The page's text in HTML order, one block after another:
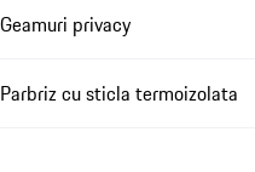
Geamuri privacy
Parbriz cu sticla termoizolata